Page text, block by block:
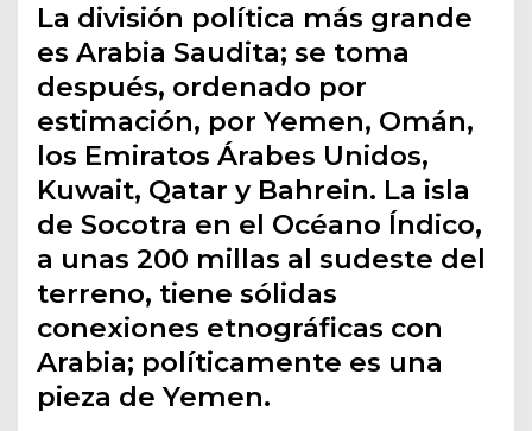
La división política más grande
es Arabia Saudita; se toma
después, ordenado por
estimación, por Yemen, Omán,
los Emiratos Árabes Unidos,
Kuwait, Qatar y Bahrein. La isla
de Socotra en el Océano Índico,
a unas 200 millas al sudeste del
terreno, tiene sólidas
conexiones etnográficas con
Arabia; políticamente es una
pieza de Yemen.